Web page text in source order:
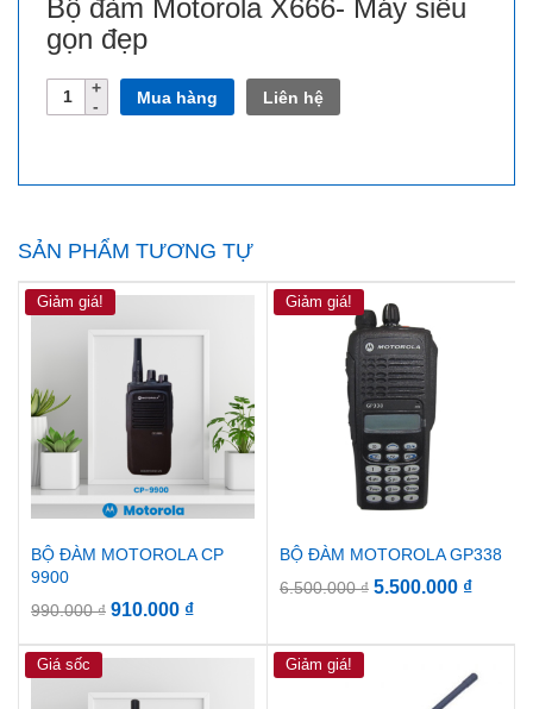
Bộ đàm Motorola X666- Máy siêu
gọn đẹp
Số
lượng
Mua hàng Liên hệ
SẢN PHẨM TƯƠNG TỰ
Giảm giá!
BỘ ĐÀM MOTOROLA CP
9900
990.000₫ 910.000 ₫
Giảm giá!
BỘ ĐÀM MOTOROLA GP338
6.500.000₫ 5.500.000 ₫
Giá sốc Giảm giá!